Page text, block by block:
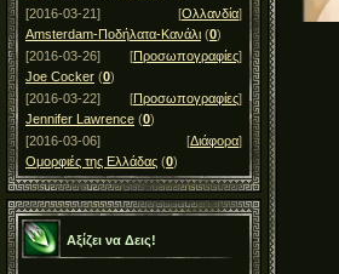
[2016-03-21]
[Ολλανδία]
Amsterdam-Ποδήλατα-Κανάλι (0)
[2016-03-26]
[Προσωπογραφίες]
Joe Cocker (0)
[2016-03-22]
[Προσωπογραφίες]
Jennifer Lawrence (0)
[2016-03-06]
[Διάφορα]
Ομορφιές της Ελλάδας (0)
Αξίζει να Δεις!